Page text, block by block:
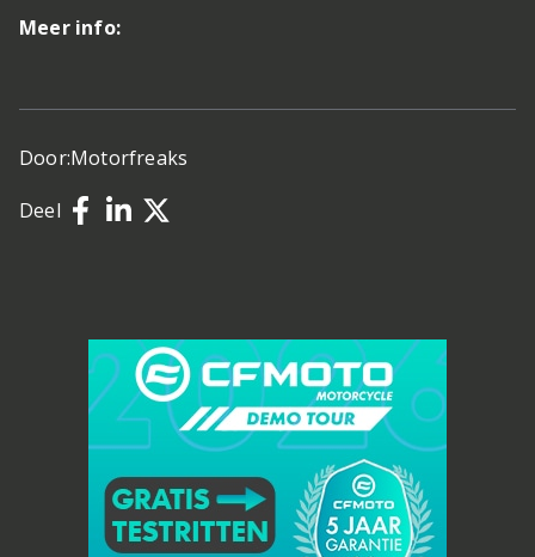
Meer info:
Door:Motorfreaks
Deel